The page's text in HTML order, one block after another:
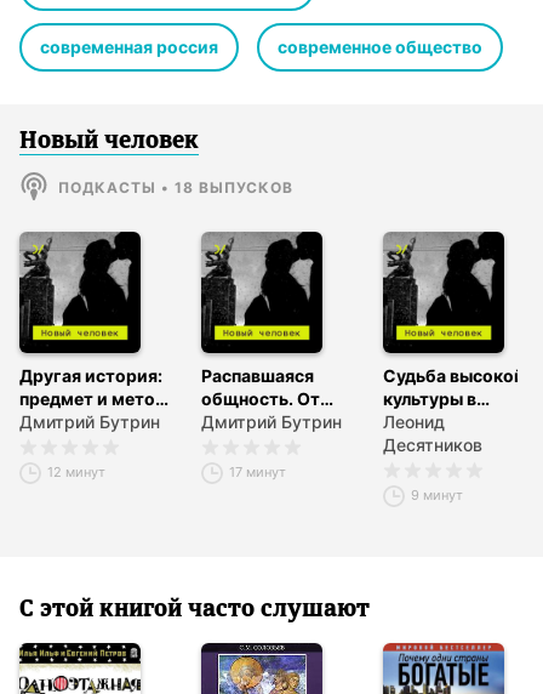
современная россия современное общество
Новый человек
ПОДКАСТЫ • 18 ВЫПУСКОВ
Другая история:
предмет и метод
исследования
Дмитрий Бутрин
12 минут
Распавшаяся
общность. От
коллективизма – к
Дмитрий Бутрин
17 минут
Судьба высокой
культуры в
постсоветскую
эпоху
Леонид
Десятников
9 минут
С этой книгой часто слушают